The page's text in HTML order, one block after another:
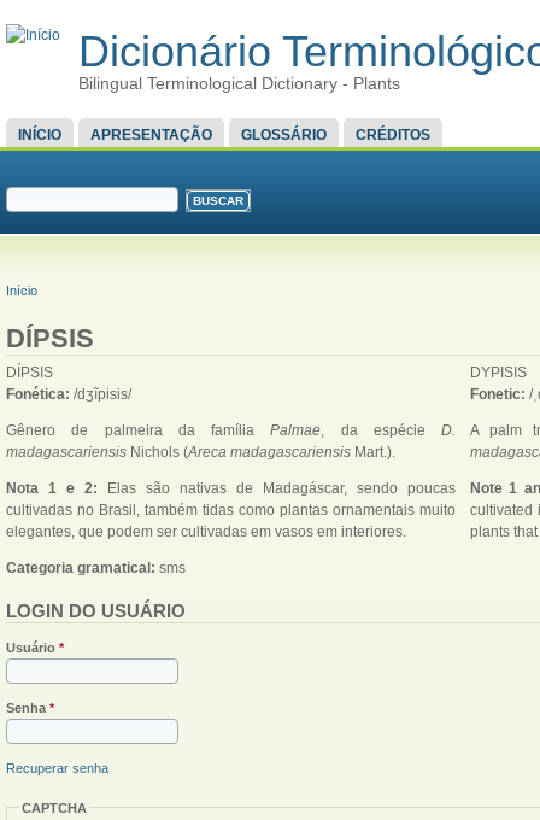
Dicionário
Bilingual Terminological Dictionary - Plants
MENU PRINCIPAL
INÍCIO APRESENTAÇÃO GLOSSÁRIO CRÉDITOS
FORMULÁRIO DE BUSCA
VOCÊ ESTÁ AQUI
Início
DÍPSIS
DÍPSIS
Fonética: /dʒĩpisis/
Gênero de palmeira da famíliaPalmae , da espécie D.
madagascariensis Nichols (Areca madagascariensis Mart.).
Nota 1 e 2: Elas são nativas de Madagáscar, sendo poucas
cultivadas no Brasil, também tidas como plantas ornamentais muito
elegantes, que podem ser cultivadas em vasos em interiores.
DYPISIS
Fonetic: /
A palm
Note 1
cultivated
plants
Categoria gramatical: sms
LOGIN DO USUÁRIO
Usuário *
Senha *
Recuperar senha
CAPTCHA